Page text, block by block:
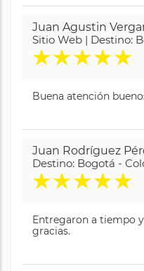
Juan Agustin
Sitio Web | Destino:
★★★★★
Buena atención
Juan Rodríguez
Destino: Bogotá -
★★★★★
Entregaron a tiempo
gracias.